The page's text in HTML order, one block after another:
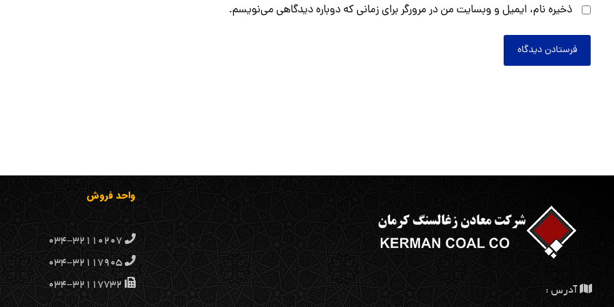
ذخیره نام، ایمیل و وبسایت من در مرورگر برای زمانی که دوباره دیدگاهی می‌نویسم.
فرستادن دیدگاه
آدرس :
واحد فروش
۰۳۴-۳۲۱۱۰۲۰۷
۰۳۴-۳۲۱۱۷۹۰۵
۰۳۴-۳۲۱۱۷۷۳۲